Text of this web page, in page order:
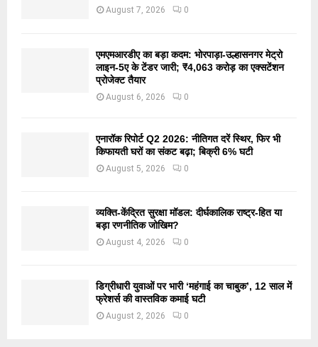
August 7, 2026 0
एमएमआरडीए का बड़ा कदम: भोरपाड़ा-उल्हासनगर मेट्रो
लाइन-5ए के टेंडर जारी; ₹4,063 करोड़ का एक्सटेंशन
प्रोजेक्ट तैयार
August 6, 2026 0
एनारॉक रिपोर्ट Q2 2026: नीतिगत दरें स्थिर, फिर भी
किफायती घरों का संकट बढ़ा; बिक्री 6% घटी
August 5, 2026 0
व्यक्ति-केंद्रित सुरक्षा मॉडल: दीर्घकालिक राष्ट्र-हित या
बड़ा रणनीतिक जोखिम?
August 4, 2026 0
डिग्रीधारी युवाओं पर भारी ‘महंगाई का चाबुक’, 12 साल में
फ्रेशर्स की वास्तविक कमाई घटी
August 2, 2026 0